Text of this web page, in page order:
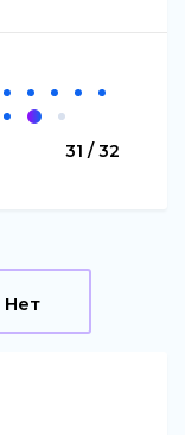
31 / 32
Нет